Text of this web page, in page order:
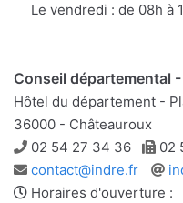
Le vendredi : de 08h à
Conseil départemental
Hôtel du département -
36000 - Châteauroux
Téléphone
02 54 27 34 36
02
Adresse
e-
contact@indre.fr
Horaires d'ouverture :